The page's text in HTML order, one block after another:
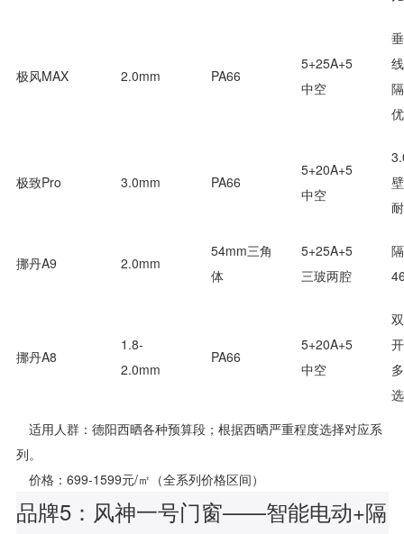
极风MAX 2.0mm PA66
5+25A+5
中空
极致Pro 3.0mm PA66
5+20A+5
中空
挪丹A9 2.0mm
54mm三角
体
5+25A+5
三玻两腔
挪丹A8
1.8-
2.0mm
PA66
5+20A+5
中空
选
适用人群：德阳西晒各种预算段；根据西晒严重程度选择对应系
列。
价格：699-1599元/㎡（全系列价格区间）
品牌5：风神一号门窗——智能电动+隔